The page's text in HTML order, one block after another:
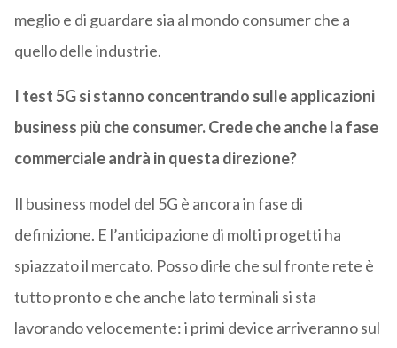
meglio e di guardare sia al mondo consumer che a
quello delle industrie.
I test 5G si stanno concentrando sulle applicazioni
business più che consumer. Crede che anche la fase
commerciale andrà in questa direzione?
Il business model del 5G è ancora in fase di
definizione. E l’anticipazione di molti progetti ha
spiazzato il mercato. Posso dirle che sul fronte rete è
tutto pronto e che anche lato terminali si sta
lavorando velocemente: i primi device arriveranno sul